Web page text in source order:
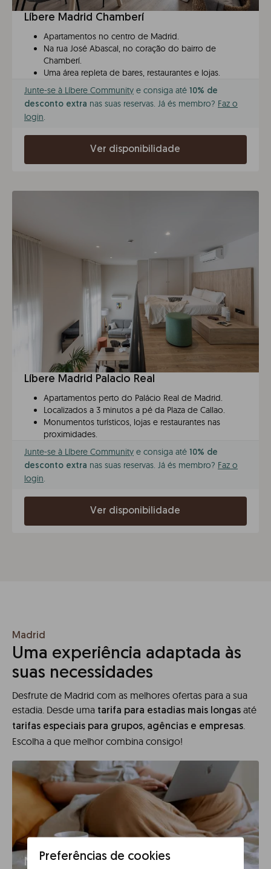
Líbere Madrid Chamberí
Apartamentos no centro de Madrid.
Na rua José Abascal, no coração do bairro de
Chamberí.
Uma área repleta de bares, restaurantes e lojas.
Junte-se à Líbere Community e consiga até 10% de
desconto extra nas suas reservas. Já és membro? Faz o
login.
Ver disponibilidade
Líbere Madrid Palacio Real
Apartamentos perto do Palácio Real de Madrid.
Localizados a 3 minutos a pé da Plaza de Callao.
Monumentos turísticos, lojas e restaurantes nas
proximidades.
Junte-se à Líbere Community e consiga até 10% de
desconto extra nas suas reservas. Já és membro? Faz o
login.
Ver disponibilidade
Madrid
Uma experiência adaptada às
suas necessidades
Desfrute de Madrid com as melhores ofertas para a sua
estadia. Desde uma tarifa para estadias mais longas até
tarifas especiais para grupos, agências e empresas.
Escolha a que melhor combina consigo!
Média duração
Preferências de cookies